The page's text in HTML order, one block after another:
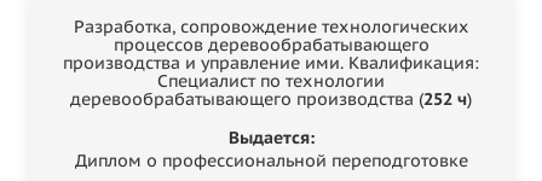
Разработка, сопровождение технологических
процессов деревообрабатывающего
производства и управление ими. Квалификация:
Специалист по технологии
деревообрабатывающего производства (252 ч)
Выдается:
Диплом о профессиональной переподготовке